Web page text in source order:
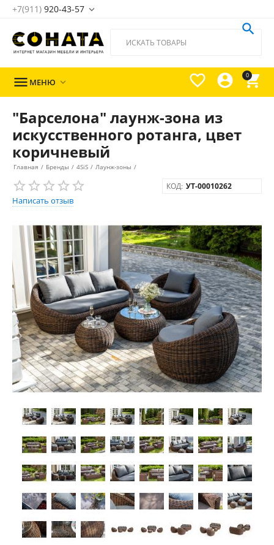
+7(911) 920-43-57 
0




 МЕНЮ 
"Барселона" лаунж-зона из
искусственного ротанга, цвет
коричневый
Главная / Бренды / 4SiS / Лаунж-зоны /
Написать отзыв
КОД: УТ-00010262